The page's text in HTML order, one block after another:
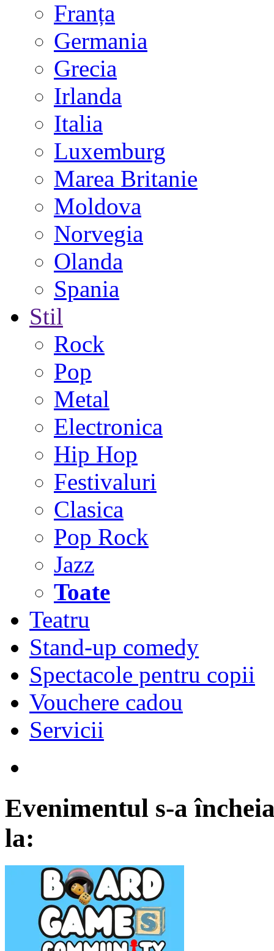
Franța
Germania
Grecia
Irlanda
Italia
Luxemburg
Marea Britanie
Moldova
Norvegia
Olanda
Spania
Stil
Rock
Pop
Metal
Electronica
Hip Hop
Festivaluri
Clasica
Pop Rock
Jazz
Toate
Teatru
Stand-up comedy
Spectacole pentru copii
Vouchere cadou
Servicii
Evenimentul s-a
la: